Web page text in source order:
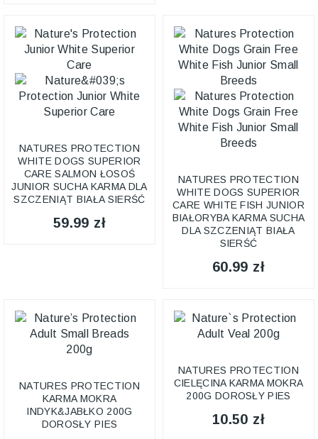
NATURES PROTECTION
WHITE DOGS SUPERIOR
CARE SALMON ŁOSOŚ
JUNIOR SUCHA KARMA DLA
SZCZENIĄT BIAŁA SIERŚĆ
59.99 zł
NATURES PROTECTION
WHITE DOGS SUPERIOR
CARE WHITE FISH JUNIOR
BIAŁORYBA KARMA SUCHA
DLA SZCZENIĄT BIAŁA
SIERŚĆ
60.99 zł
NATURES PROTECTION
KARMA MOKRA
INDYK&JABŁKO 200G
DOROSŁY PIES
NATURES PROTECTION
CIELĘCINA KARMA MOKRA
200G DOROSŁY PIES
10.50 zł